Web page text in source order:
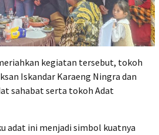
kegiatan tersebut, tokoh
Iskandar Karaeng Ningra dan
sahabat serta tokoh Adat
adat ini menjadi simbol kuatnya